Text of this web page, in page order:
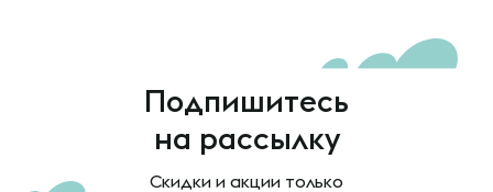
Подпишитесь
на рассылку
Скидки и акции только